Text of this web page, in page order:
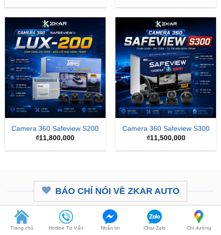
Camera 360 Safeview S200
₫11,800,000
Camera 360 Safeview S300
₫11,500,000
Trang chủ Hotline Tư Vấn Nhắn tin Chat Zalo Chỉ đường